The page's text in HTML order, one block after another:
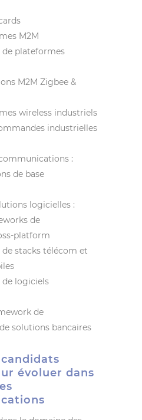
M2M
plateformes
M2M Zigbee &
wireless industriels
industrielles
:
de base
logicielles :
de
platform
stacks télécom et
logiciels
de
solutions bancaires
évoluer dans